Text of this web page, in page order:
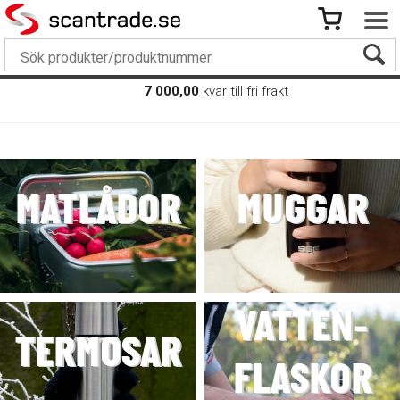
7 000,00 kvar till fri frakt
MATLÅDOR MUGGAR
TERMOSAR
VATTEN-
FLASKOR